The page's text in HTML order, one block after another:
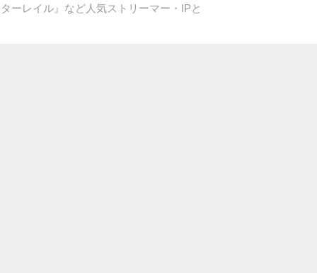
ーレイル』など人気ストリーマー・IPと